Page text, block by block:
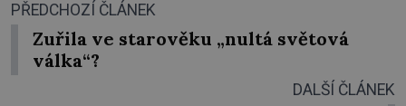
PŘEDCHOZÍ ČLÁNEK
Zuřila ve starověku „nultá světová
válka“?
DALŠÍ ČLÁNEK